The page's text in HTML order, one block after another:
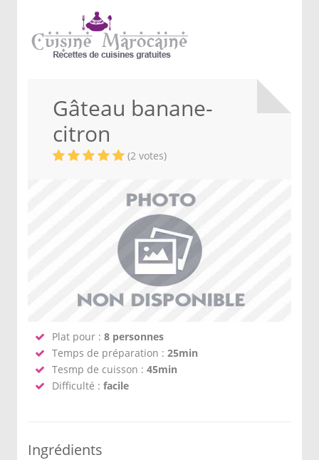
Gâteau banane-
citron
(2 votes)
Plat pour : 8 personnes
Temps de préparation : 25min
Tesmp de cuisson : 45min
Difficulté : facile
Ingrédients